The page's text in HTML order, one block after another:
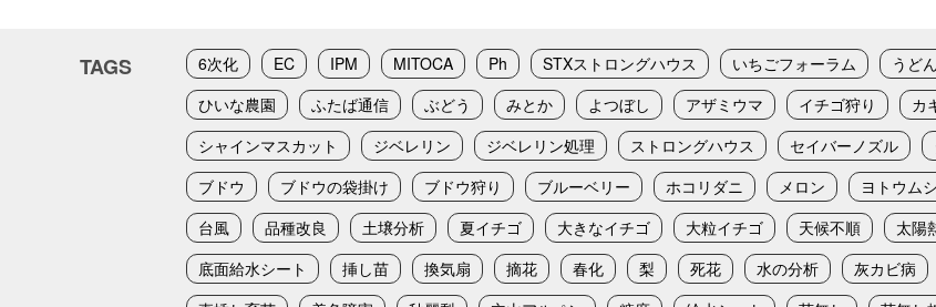
TAGS 6次化 EC IPM MITOCA Ph STXストロングハウス いちごフォーラム うど
ひいな農園
ふたば通信 ぶどう みとか よつぼし アザミウマ イチゴ狩り カ
シャインマスカット
ジベレリン ジベレリン処理 ストロングハウス セイバーノズル
ブドウ
ブドウの袋掛け ブドウ狩り ブルーベリー ホコリダニ メロン ヨトウムシ
台風
品種改良 土壌分析 夏イチゴ 大きなイチゴ 大粒イチゴ 天候不順 太陽
底面給水シート
挿し苗 換気扇 摘花 春化 梨 死花 水の分析 灰カビ病